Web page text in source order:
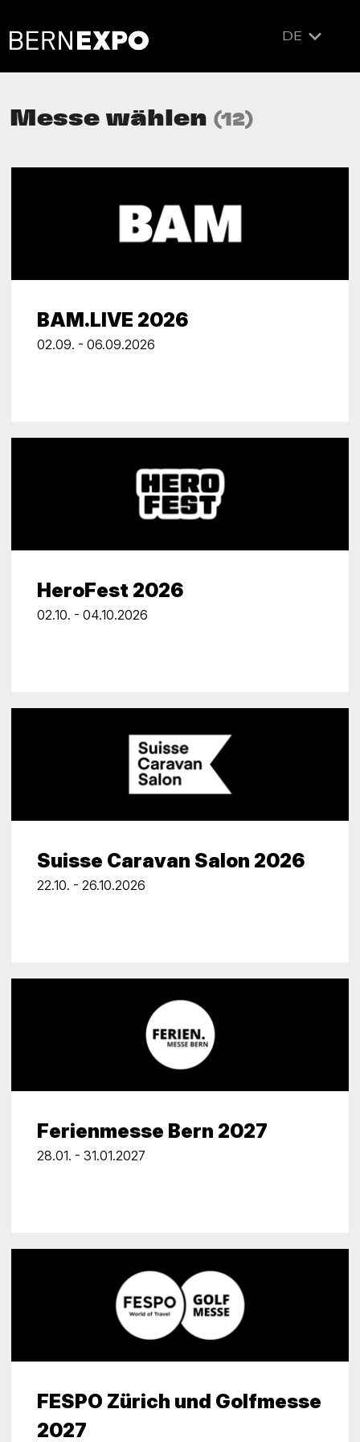
DE
Messe wählen (12)
BAM.LIVE 2026
02.09. - 06.09.2026
HeroFest 2026
02.10. - 04.10.2026
Suisse Caravan Salon 2026
22.10. - 26.10.2026
Ferienmesse Bern 2027
28.01. - 31.01.2027
FESPO Zürich und Golfmesse
2027